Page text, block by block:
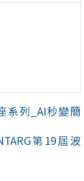
系列_AI秒變簡
第19屆波